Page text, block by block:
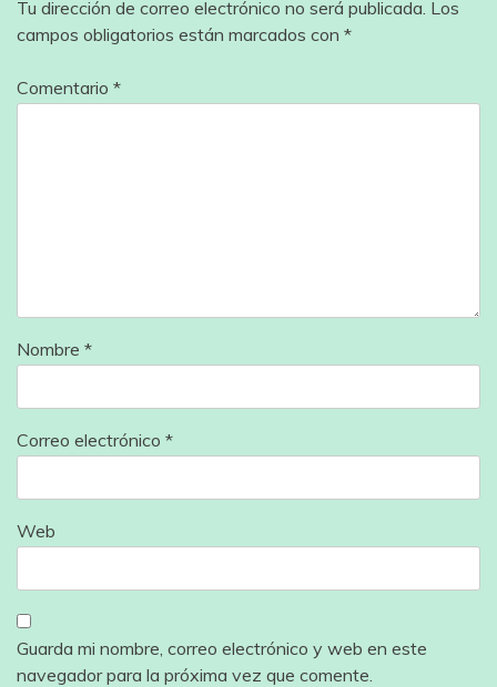
Tu dirección de correo electrónico no será publicada. Los
campos obligatorios están marcados con *
Comentario *
Nombre *
Correo electrónico *
Web
Guarda mi nombre, correo electrónico y web en este
navegador para la próxima vez que comente.